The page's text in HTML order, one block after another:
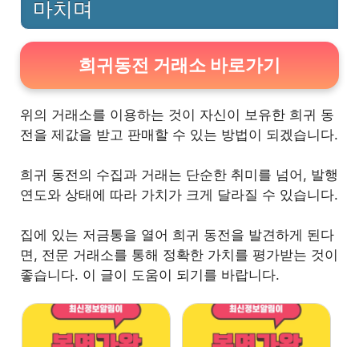
마치며
희귀동전 거래소 바로가기
위의 거래소를 이용하는 것이 자신이 보유한 희귀 동
전을 제값을 받고 판매할 수 있는 방법이 되겠습니다.
희귀 동전의 수집과 거래는 단순한 취미를 넘어, 발행
연도와 상태에 따라 가치가 크게 달라질 수 있습니다.
집에 있는 저금통을 열어 희귀 동전을 발견하게 된다
면, 전문 거래소를 통해 정확한 가치를 평가받는 것이
좋습니다. 이 글이 도움이 되기를 바랍니다.